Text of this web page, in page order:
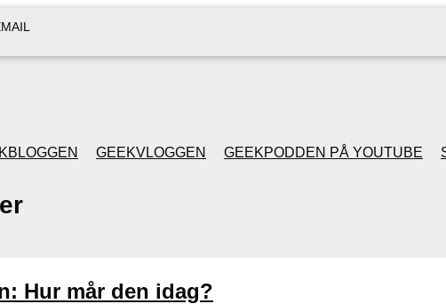
GEEKVLOGGEN GEEKPODDEN PÅ YOUTUBE
Hur mår den idag?